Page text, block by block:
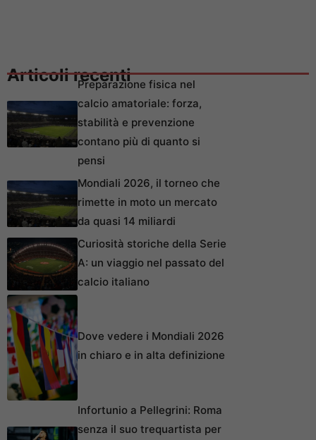
Articoli recentiPreparazione fisica nel
calcio amatoriale: forza,
stabilità e prevenzione
contano più di quanto si
pensi
Mondiali 2026, il torneo che
rimette in moto un mercato
da quasi 14 miliardi
Curiosità storiche della Serie
A: un viaggio nel passato del
calcio italiano
Dove vedere i Mondiali 2026
in chiaro e in alta definizione
Infortunio a Pellegrini: Roma
senza il suo trequartista per